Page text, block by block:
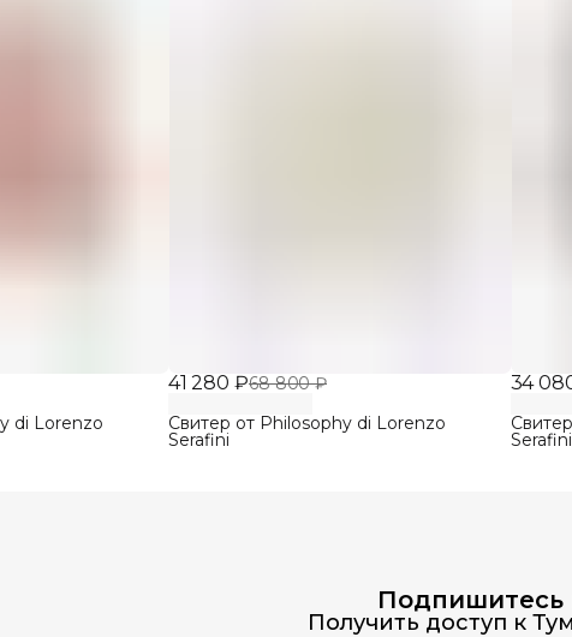
di Lorenzo
41 280 ₽68 800 ₽
Свитер от Philosophy di Lorenzo
Serafini
34
Serafini
Подпишитесь
Получить доступ к